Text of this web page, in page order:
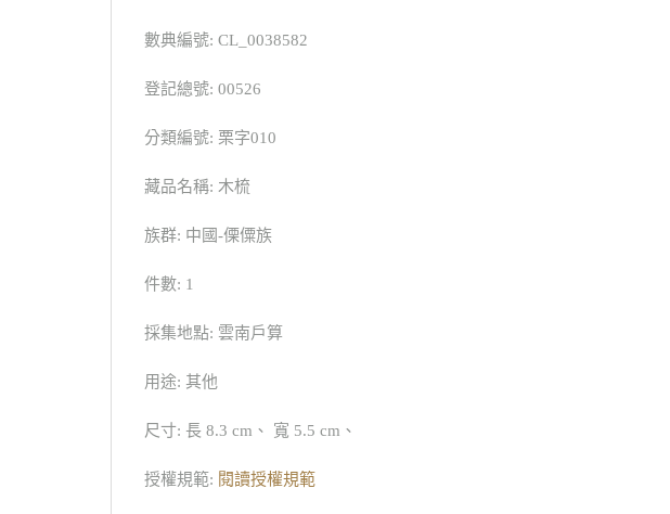
數典編號: CL_0038582
登記總號: 00526
分類編號: 栗字010
藏品名稱: 木梳
族群: 中國-傈僳族
件數: 1
採集地點: 雲南戶算
用途: 其他
尺寸: 長 8.3 cm、 寬 5.5 cm、
授權規範: 閱讀授權規範